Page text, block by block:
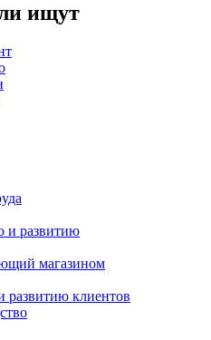
ищут
и развитию
магазином
развитию клиентов